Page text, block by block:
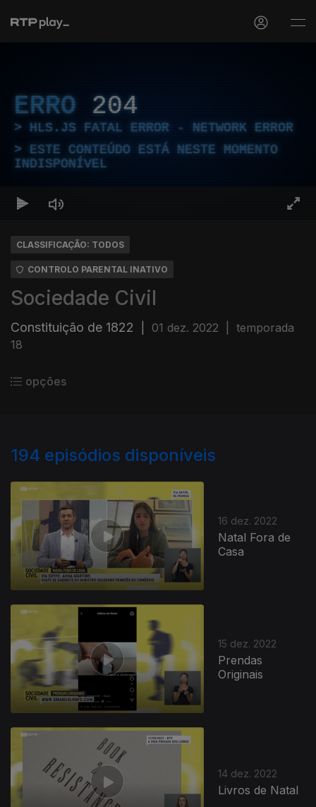
ERRO 204
HLS.JS FATAL ERROR - NETWORK ERROR
ESTE CONTEÚDO ESTÁ NESTE MOMENTO
INDISPONÍVEL
CLASSIFICAÇÃO: TODOS
CONTROLO PARENTAL INATIVO
Sociedade Civil
Constituição de 1822 01 dez. 2022
temporada
18
opções
194 episódios disponíveis
16 dez. 2022
Natal Fora de
Casa
15 dez. 2022
Prendas
Originais
14 dez. 2022
Livros de Natal